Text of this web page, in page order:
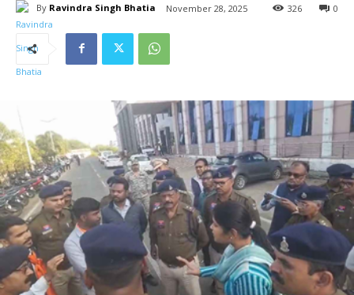
By Ravindra Singh Bhatia November 28, 2025 0
326